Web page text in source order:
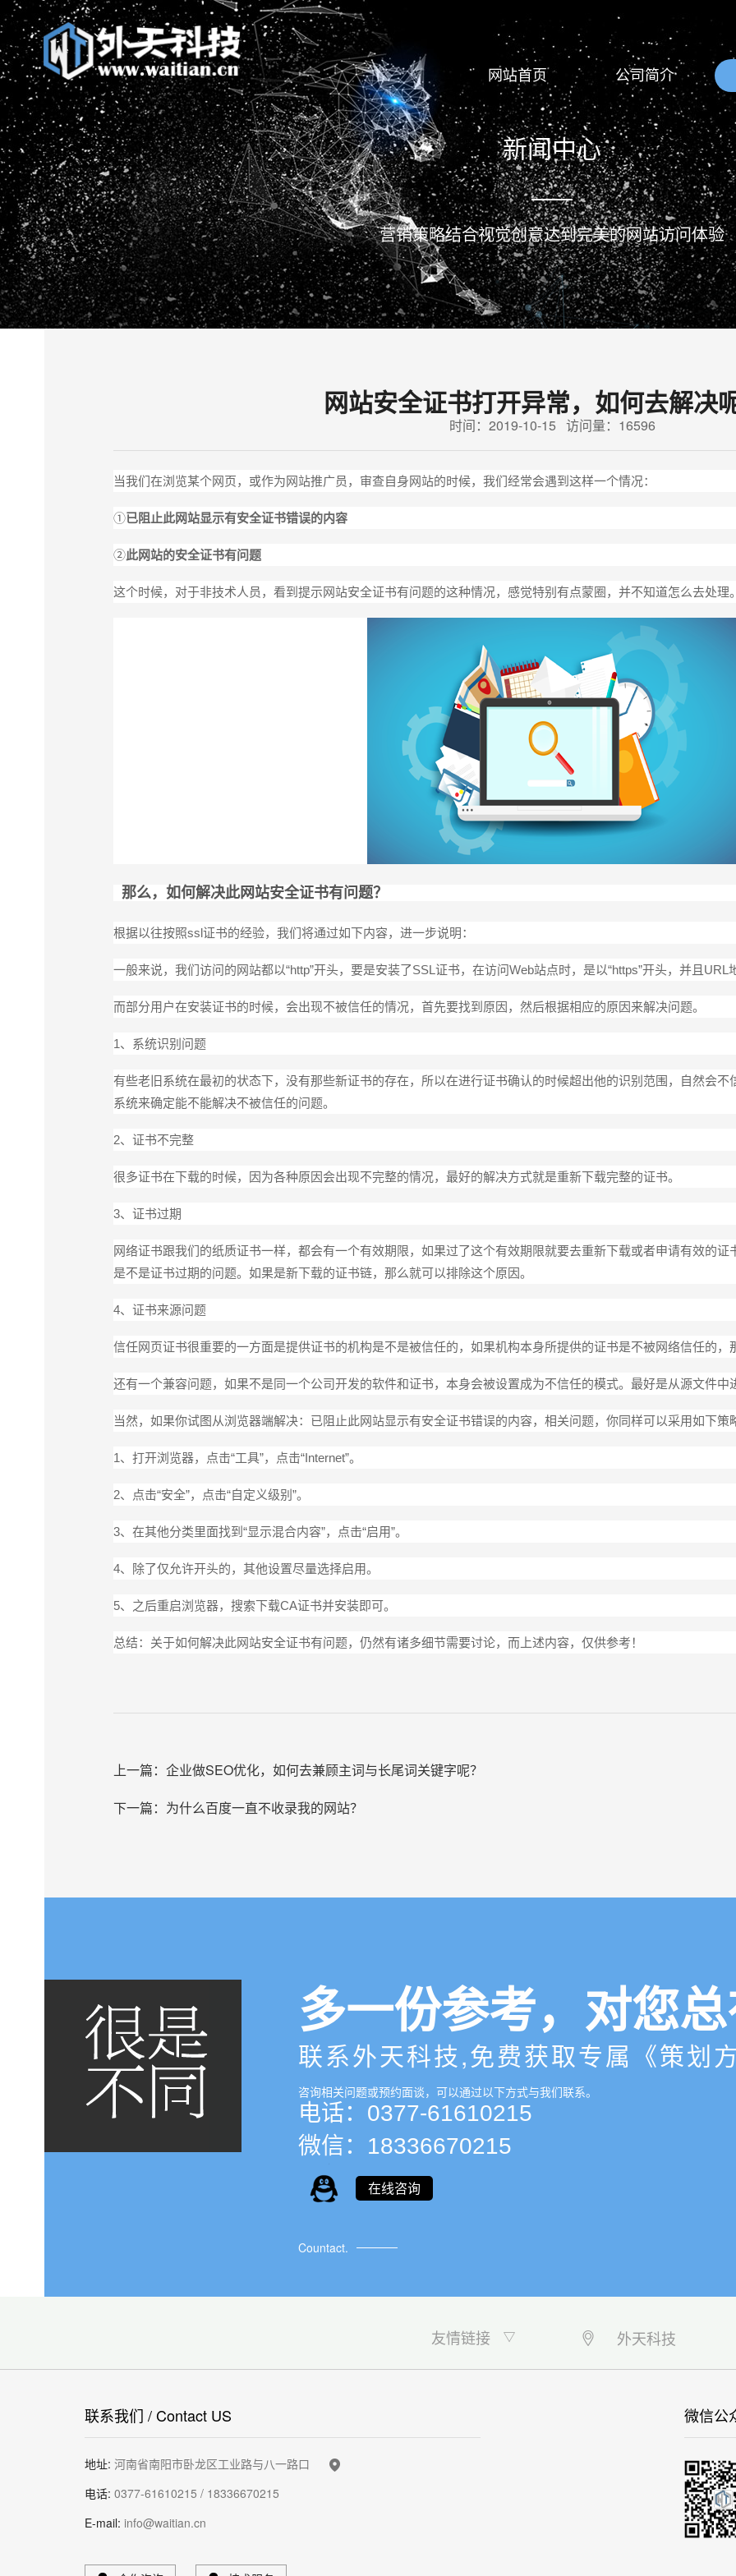
网站首页 公司简介
新闻中心
营销策略结合视觉创意达到完美的网站访问体验
网站安全证书打开异常，如何去解决
时间：2019-10-15 访问量：16596
当我们在浏览某个网页，或作为网站推广员，审查自身网站的时候，我们经常会遇到这样一个情况：
①已阻止此网站显示有安全证书错误的内容
②此网站的安全证书有问题
这个时候，对于非技术人员，看到提示网站安全证书有问题的这种情况，感觉特别有点蒙圈，并不知道怎么去处
那么，如何解决此网站安全证书有问题？
根据以往按照ssl证书的经验，我们将通过如下内容，进一步说明：
一般来说，我们访问的网站都以“http”开头，要是安装了SSL证书，在访问Web站点时，是以“https”开头，并且
而部分用户在安装证书的时候，会出现不被信任的情况，首先要找到原因，然后根据相应的原因来解决问题。
1、系统识别问题
有些老旧系统在最初的状态下，没有那些新证书的存在，所以在进行证书确认的时候超出他的识别范围，自然会
系统来确定能不能解决不被信任的问题。
2、证书不完整
很多证书在下载的时候，因为各种原因会出现不完整的情况，最好的解决方式就是重新下载完整的证书。
3、证书过期
网络证书跟我们的纸质证书一样，都会有一个有效期限，如果过了这个有效期限就要去重新下载或者申请有效的
是不是证书过期的问题。如果是新下载的证书链，那么就可以排除这个原因。
4、证书来源问题
信任网页证书很重要的一方面是提供证书的机构是不是被信任的，如果机构本身所提供的证书是不被网络信任的
还有一个兼容问题，如果不是同一个公司开发的软件和证书，本身会被设置成为不信任的模式。最好是从源文件
当然，如果你试图从浏览器端解决：已阻止此网站显示有安全证书错误的内容，相关问题，你同样可以采用如下
1、打开浏览器，点击“工具”，点击“Internet”。
2、点击“安全”，点击“自定义级别”。
3、在其他分类里面找到“显示混合内容”，点击“启用”。
4、除了仅允许开头的，其他设置尽量选择启用。
5、之后重启浏览器，搜索下载CA证书并安装即可。
总结：关于如何解决此网站安全证书有问题，仍然有诸多细节需要讨论，而上述内容，仅供参考！
上一篇： 企业做SEO优化，如何去兼顾主词与长尾词关键字呢？
下一篇： 为什么百度一直不收录我的网站？
多一份参考，对您
联系外天科技,免费获取专属《策划
咨询相关问题或预约面谈，可以通过以下方式与我们联系。
电话：0377-61610215
微信：18336670215
在线咨询
Countact.
友情链接 外天科技
联系我们 / Contact US
地址:河南省南阳市卧龙区工业路与八一路口
电话:0377-61610215 / 18336670215
E-mail: info@waitian.cn
微信公